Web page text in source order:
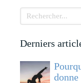
Rechercher
Derniers
donne